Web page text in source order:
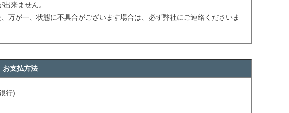
来ません。
万が一、状態に不具合がございます場合は、必ず弊社にご連絡くださいま
お支払方法
行)